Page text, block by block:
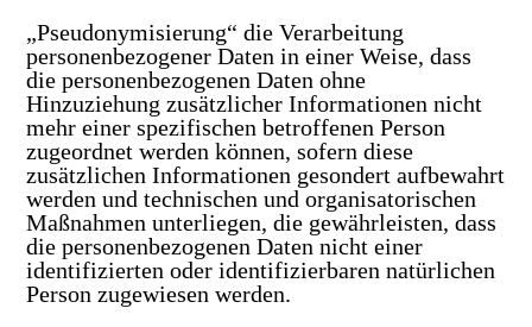
„Pseudonymisierung“ die Verarbeitung
personenbezogener Daten in einer Weise, dass
die personenbezogenen Daten ohne
Hinzuziehung zusätzlicher Informationen nicht
mehr einer spezifischen betroffenen Person
zugeordnet werden können, sofern diese
zusätzlichen Informationen gesondert aufbewahrt
werden und technischen und organisatorischen
Maßnahmen unterliegen, die gewährleisten, dass
die personenbezogenen Daten nicht einer
identifizierten oder identifizierbaren natürlichen
Person zugewiesen werden.